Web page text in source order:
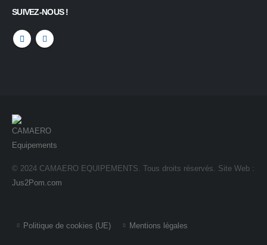
SUIVEZ-NOUS !
© 2024 CAMAERO EQUIPEMENTS. Tous droits réservés. Site Web :
Jus2Pom.com
Politique de cookies (UE) Mentions légales